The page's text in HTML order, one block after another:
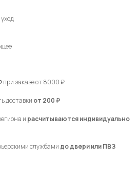
при заказе от 8000 ₽
доставки от 200 ₽
и расчитываются индивидуально
службами до двери или ПВЗ